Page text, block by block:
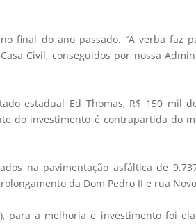
final do ano passado. “A verba faz
Civil, conseguidos por nossa
estadual Ed Thomas, R$ 150 mil
do investimento é contrapartida do
na pavimentação asfáltica de
da Dom Pedro II e rua
para a melhoria e investimento foi